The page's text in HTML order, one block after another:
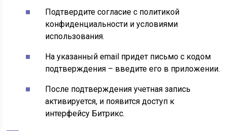
Подтвердите согласие с политикой
конфиденциальности и условиями
использования.
На указанный email придет письмо с кодом
подтверждения – введите его в приложении.
После подтверждения учетная запись
активируется, и появится доступ к
интерфейсу Битрикс.